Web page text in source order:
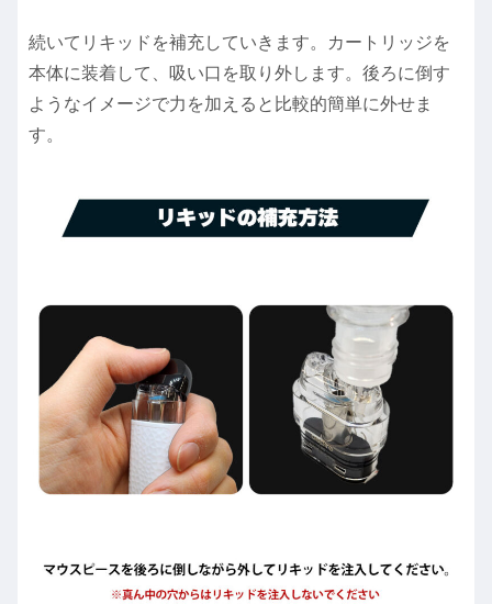
続いてリキッドを補充していきます。カートリッジを
本体に装着して、吸い口を取り外します。後ろに倒す
ようなイメージで力を加えると比較的簡単に外せま
す。